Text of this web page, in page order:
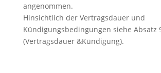
angenommen.
Hinsichtlich der Vertragsdauer und
Kündigungsbedingungen siehe Absatz
(Vertragsdauer &Kündigung).